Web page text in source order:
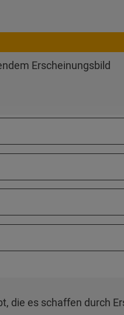
Erscheinungsbild
die es schaffen durch